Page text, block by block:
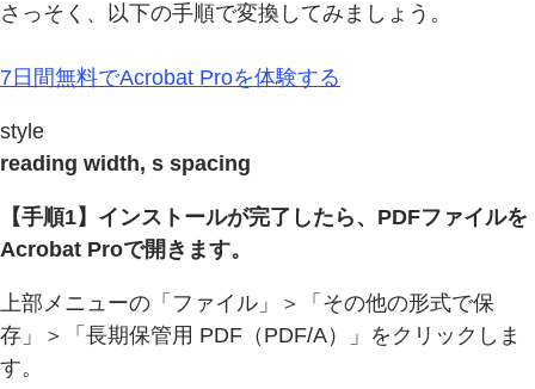
さっそく、以下の手順で変換してみましょう。
7日間無料でAcrobat Proを体験する
style
reading width, s spacing
【手順1】インストールが完了したら、PDFファイルを
Acrobat Proで開きます。
上部メニューの「ファイル」＞「その他の形式で保
存」＞「長期保管用 PDF（PDF/A）」をクリックしま
す。